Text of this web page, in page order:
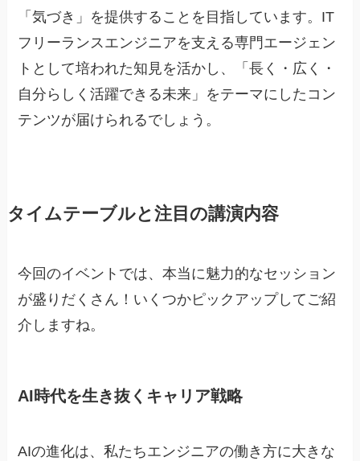
「気づき」を提供することを目指しています。IT
フリーランスエンジニアを支える専門エージェン
トとして培われた知見を活かし、「長く・広く・
自分らしく活躍できる未来」をテーマにしたコン
テンツが届けられるでしょう。
タイムテーブルと注目の講演内容
今回のイベントでは、本当に魅力的なセッション
が盛りだくさん！いくつかピックアップしてご紹
介しますね。
AI時代を生き抜くキャリア戦略
AIの進化は、私たちエンジニアの働き方に大きな